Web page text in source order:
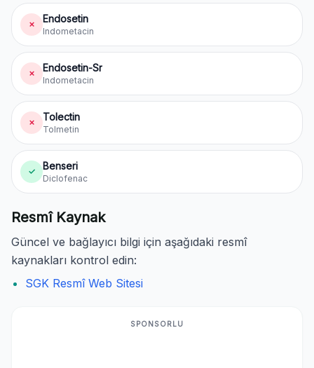
✗ Endosetin
Indometacin
✗ Endosetin-Sr
Indometacin
✗ Tolectin
Tolmetin
✓ Benseri
Diclofenac
Resmî Kaynak
Güncel ve bağlayıcı bilgi için aşağıdaki resmî
kaynakları kontrol edin:
SGK Resmî Web Sitesi
SPONSORLU